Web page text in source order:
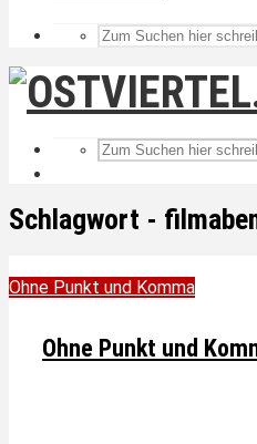
Schlagwort -
Ohne Punkt und Komma
Ohne Punkt und